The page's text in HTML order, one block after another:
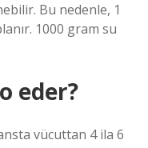
Bu nedenle, 1
1000 gram su
eder?
vücuttan 4 ila 6